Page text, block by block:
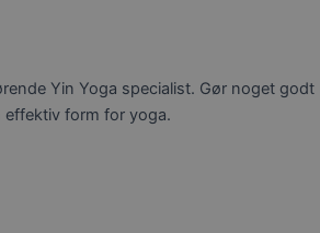
Yin Yoga specialist. Gør noget godt
form for yoga.